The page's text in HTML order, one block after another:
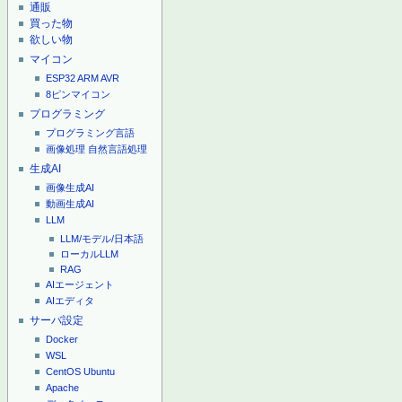
通販
買った物
欲しい物
マイコン
ESP32ARMAVR
8ピンマイコン
プログラミング
プログラミング言語
画像処理 自然言語処理
生成AI
画像生成AI
動画生成AI
LLM
LLM/モデル/日本語
ローカルLLM
RAG
AIエージェント
AIエディタ
サーバ設定
Docker
WSL
CentOS Ubuntu
Apache